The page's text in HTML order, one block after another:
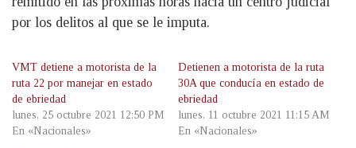
por los delitos al que se le imputa.
VMT detiene a motorista de la
ruta 22 por manejar en estado
de ebriedad
lunes, 25 octubre 2021 12:50 PM
En «Nacionales»
Detienen a motorista de la ruta
30A que conducía en estado de
ebriedad
lunes, 11 octubre 2021 11:15 AM
En «Nacionales»